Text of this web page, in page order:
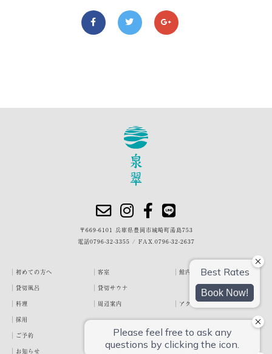
〒669-6101 兵庫県豊岡市城崎町湯島753
電話0796-32-3355 / FAX.0796-32-2637
初めての方へ 客室
館内・施設
貸切風呂
貸切サウナ
料理
周辺案内
アクセス
採用
ご予約
宿泊約款
プライバシーポリシー
お知らせ
お客様の声 泉翠ブログ